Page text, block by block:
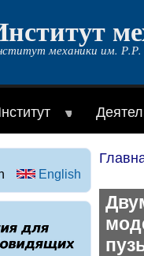
механики им.
English